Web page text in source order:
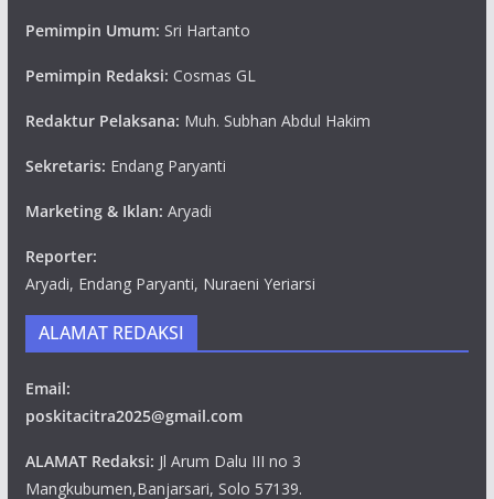
Pemimpin Umum: Sri Hartanto
Pemimpin Redaksi: Cosmas GL
Redaktur Pelaksana: Muh. Subhan Abdul Hakim
Sekretaris: Endang Paryanti
Marketing & Iklan: Aryadi
Reporter:
Aryadi, Endang Paryanti, Nuraeni Yeriarsi
ALAMAT REDAKSI
Email:
poskitacitra2025@gmail.com
ALAMAT Redaksi: Jl Arum Dalu III no 3
Mangkubumen,Banjarsari, Solo 57139.